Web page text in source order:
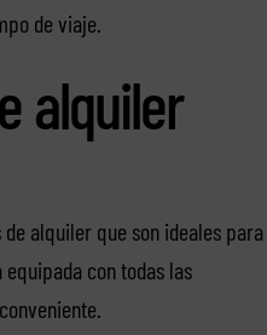
de viaje.
alquiler
alquiler que son ideales para
con todas las